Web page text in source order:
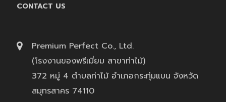
CONTACT US
Premium Perfect Co., Ltd.
(โรงงานของพรีเมี่ยม สาขาท่าไม้)
372 หมู่ 4 ตำบลท่าไม้ อำเภอกระทุ่มแบน จังหวัด
สมุทรสาคร 74110